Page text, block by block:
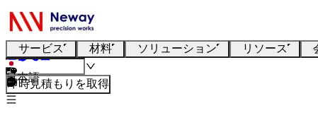
サービス 材料 ソリューション リソース
日本語
即時見積もりを取得